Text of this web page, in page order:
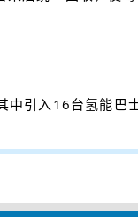
中引入16台氢能巴